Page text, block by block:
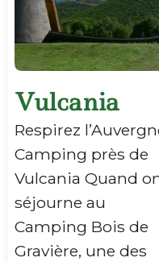
Vulcania
Respirez
Camping près de
Vulcania Quand
séjourne au
Camping Bois de
Gravière, une des